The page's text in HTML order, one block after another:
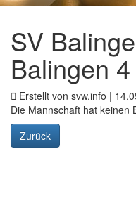
SV
Balingen
Erstellt von svw.info |
Die Mannschaft hat keinen
Zurück